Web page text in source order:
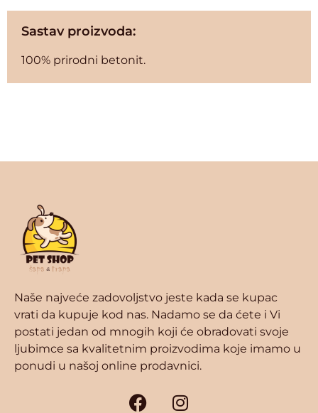
Sastav proizvoda:
100% prirodni betonit.
Naše najveće zadovoljstvo jeste kada se kupac
vrati da kupuje kod nas. Nadamo se da ćete i Vi
postati jedan od mnogih koji će obradovati svoje
ljubimce sa kvalitetnim proizvodima koje imamo u
ponudi u našoj online prodavnici.